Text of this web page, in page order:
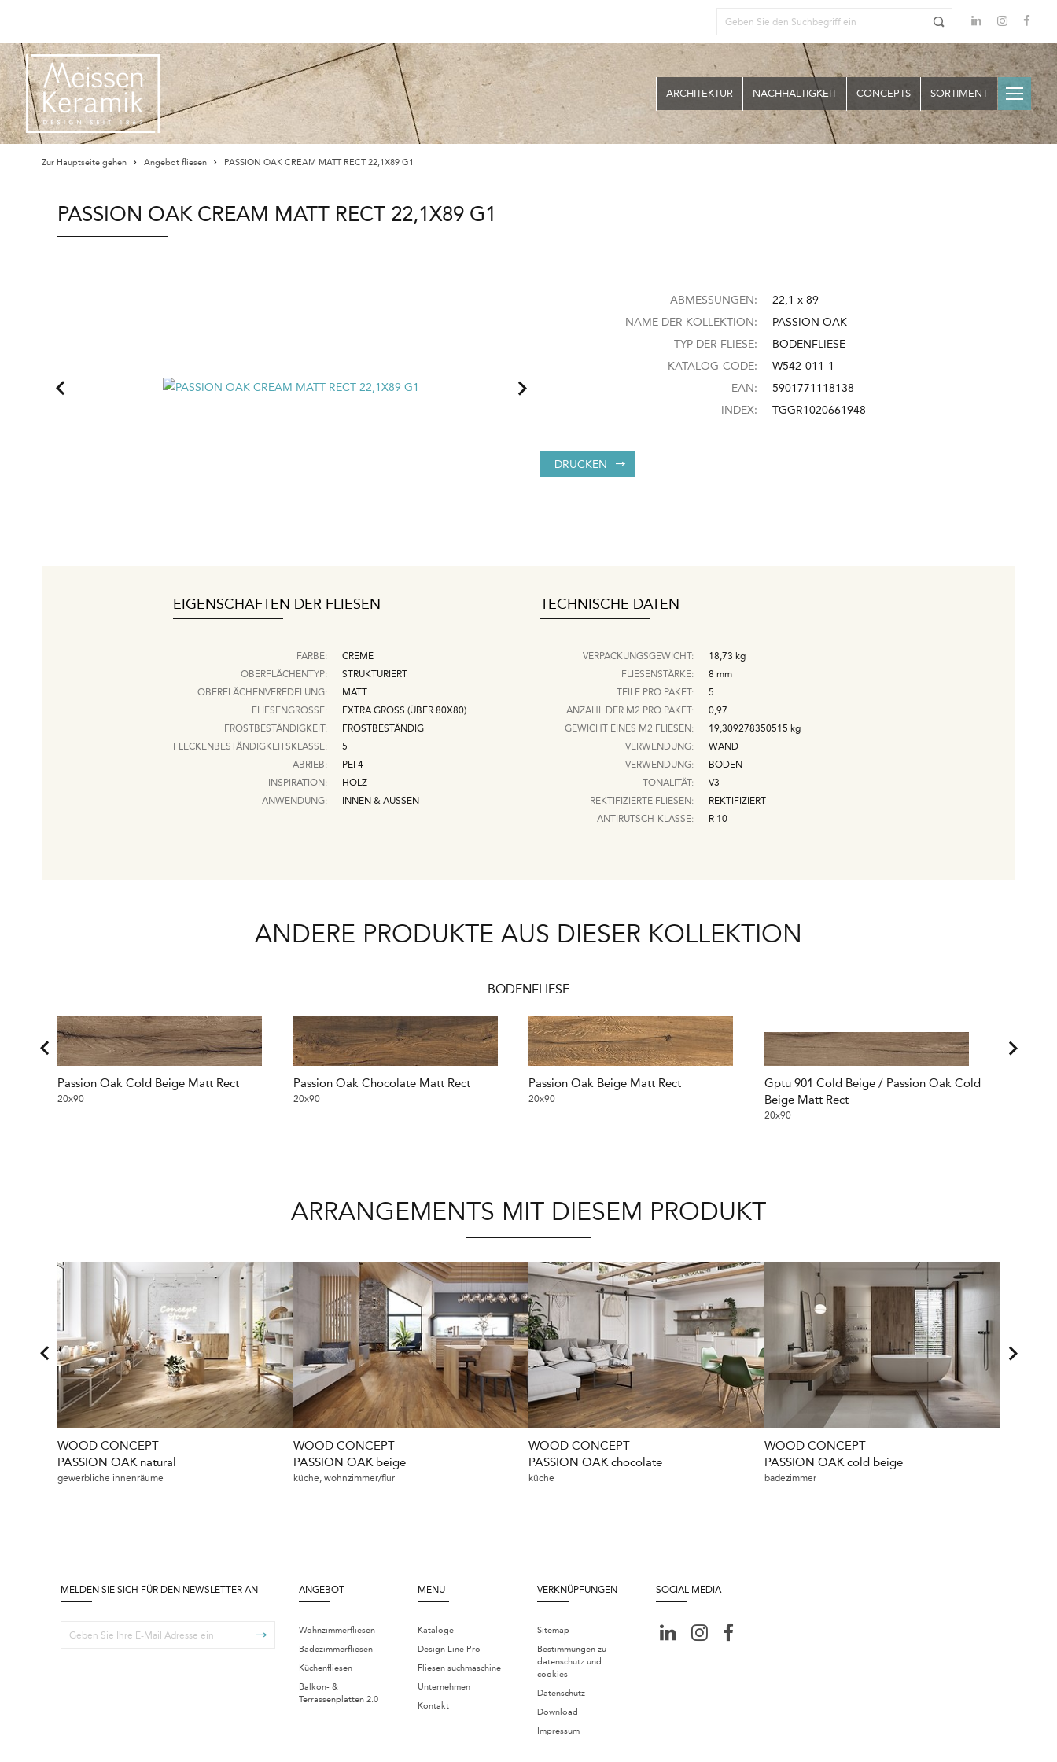
ARCHITEKTUR NACHHALTIGKEIT CONCEPTS SORTIMENT
Zur Hauptseite gehen Angebot fliesen PASSION OAK CREAM MATT RECT 22,1X89 G1
PASSION OAK CREAM MATT RECT 22,1X89 G1
ABMESSUNGEN:
22,1 x 89
NAME DER KOLLEKTION:
PASSION OAK
TYP DER FLIESE:
BODENFLIESE
KATALOG-CODE:
W542-011-1
EAN:
5901771118138
INDEX:
TGGR1020661948
DRUCKEN
EIGENSCHAFTEN DER FLIESEN
FARBE:
CREME
OBERFLÄCHENTYP:
STRUKTURIERT
OBERFLÄCHENVEREDELUNG:
MATT
FLIESENGRÖSSE:
EXTRA GROSS (ÜBER 80X80)
FROSTBESTÄNDIGKEIT:
FROSTBESTÄNDIG
FLECKENBESTÄNDIGKEITSKLASSE:
5
ABRIEB:
PEI 4
INSPIRATION:
HOLZ
ANWENDUNG:
INNEN & AUSSEN
TECHNISCHE DATEN
VERPACKUNGSGEWICHT: 18,73 kg
FLIESENSTÄRKE:
8 mm
TEILE PRO PAKET:
5
ANZAHL DER M2 PRO PAKET:
0,97
GEWICHT EINES M2 FLIESEN:
19,309278350515 kg
VERWENDUNG:
WAND
VERWENDUNG:
BODEN
TONALITÄT:
V3
REKTIFIZIERTE FLIESEN:
REKTIFIZIERT
ANTIRUTSCH-KLASSE:
R 10
ANDERE PRODUKTE AUS DIESER KOLLEKTION
BODENFLIESE
Passion Oak Cold Beige Matt Rect
20x90
Passion Oak Chocolate Matt Rect
20x90
Passion Oak Beige Matt Rect
20x90
Gptu 901 Cold Beige / Passion Oak Cold
Beige Matt Rect
20x90
ARRANGEMENTS MIT DIESEM PRODUKT
WOOD CONCEPT
PASSION OAK natural
gewerbliche innenräume
WOOD CONCEPT
PASSION OAK beige
küche, wohnzimmer/flur
WOOD CONCEPT
PASSION OAK chocolate
küche
WOOD CONCEPT
PASSION OAK cold beige
badezimmer
MELDEN SIE SICH FÜR DEN NEWSLETTER AN ANGEBOT
Wohnzimmerfliesen
Badezimmerfliesen
Küchenfliesen
Balkon- &
Terrassenplatten 2.0
MENU
Kataloge
Design Line Pro
Fliesen suchmaschine
Unternehmen
Kontakt
VERKNÜPFUNGEN
Sitemap
Bestimmungen zu
datenschutz und
cookies
Datenschutz
Download
Impressum
SOCIAL MEDIA